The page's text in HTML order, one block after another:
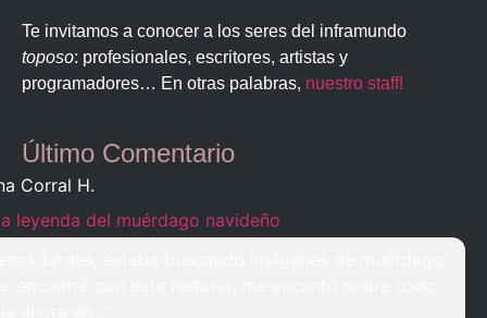
Te invitamos a conocer a los seres del inframundo
toposo: profesionales, escritores, artistas y
programadores… En otras palabras, nuestro staff!
Último Comentario
Corral H.
leyenda del muérdago navideño